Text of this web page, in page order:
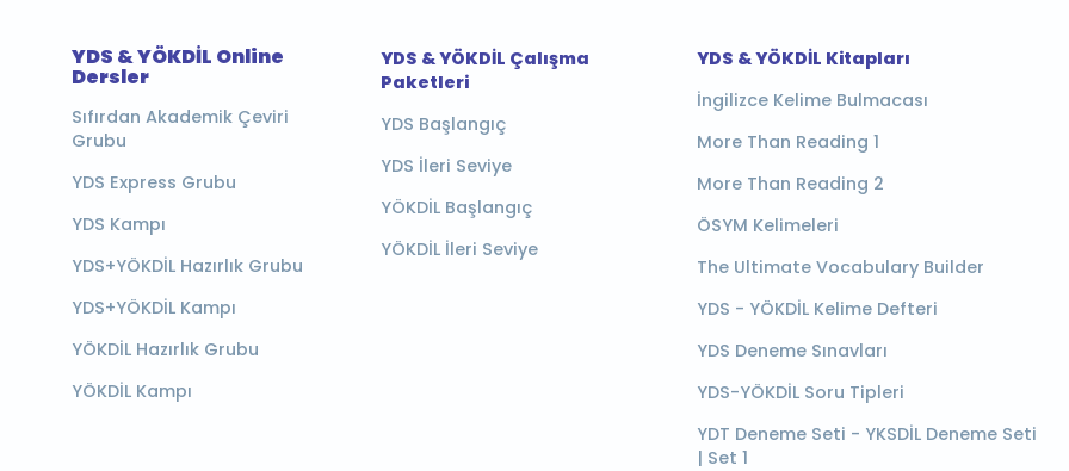
YDS & YÖKDİL Online
Dersler
Sıfırdan Akademik Çeviri
Grubu
YDS Express Grubu
YDS Kampı
YDS+YÖKDİL Hazırlık Grubu
YDS+YÖKDİL Kampı
YÖKDİL Hazırlık Grubu
YÖKDİL Kampı
YDS & YÖKDİL Çalışma
Paketleri
YDS Başlangıç
YDS İleri Seviye
YÖKDİL Başlangıç
YÖKDİL İleri Seviye
YDS & YÖKDİL Kitapları
İngilizce Kelime Bulmacası
More Than Reading 1
More Than Reading 2
ÖSYM Kelimeleri
The Ultimate Vocabulary Builder
YDS - YÖKDİL Kelime Defteri
YDS Deneme Sınavları
YDS-YÖKDİL Soru Tipleri
YDT Deneme Seti - YKSDİL Deneme Seti
| Set 1